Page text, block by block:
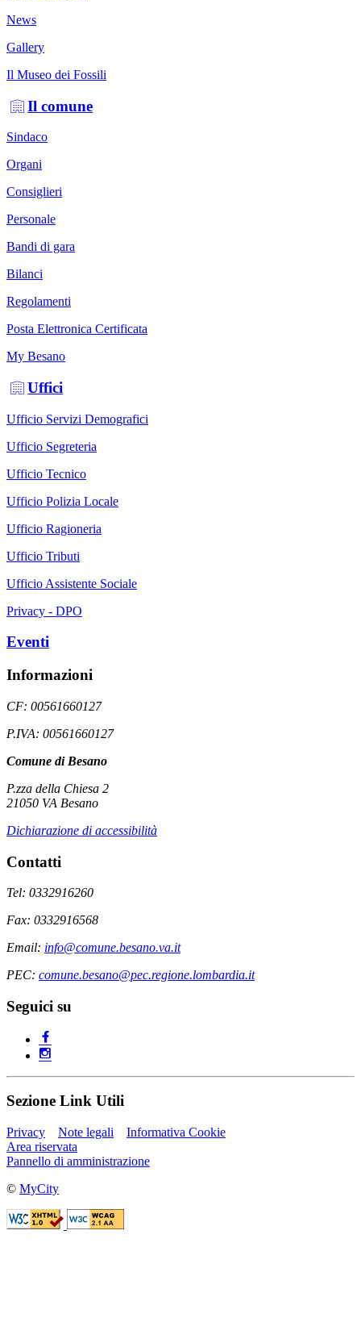
News
Gallery
Il Museo dei Fossili
Il comune
Sindaco
Organi
Consiglieri
Personale
Bandi di gara
Bilanci
Regolamenti
Posta Elettronica Certificata
My Besano
Uffici
Ufficio Servizi Demografici
Ufficio Segreteria
Ufficio Tecnico
Ufficio Polizia Locale
Ufficio Ragioneria
Ufficio Tributi
Ufficio Assistente Sociale
Privacy - DPO
Eventi
Informazioni
CF: 00561660127
P.IVA: 00561660127
Comune di Besano
P.zza della Chiesa 2
21050 VA Besano
Dichiarazione di accessibilità
Contatti
Tel: 0332916260
Fax: 0332916568
Email: info@comune.besano.va.it
PEC: comune.besano@pec.regione.lombardia.it
Seguici su
Sezione Link Utili
Privacy Note legali
Informativa Cookie
Area riservata
Pannello di amministrazione
© MyCity